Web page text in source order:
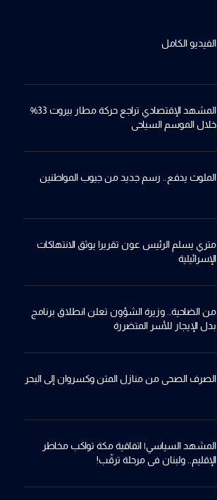
الفيديو الكامل
المشهد الإقتصادي تراجع حركة مطار بيروت 33%
خلال الموسم السياحي
الملوث يدفع.. رسم جديد من جيوب المواطنين
متري يسلم الرئيس عون تقريرا يوثق الانتهاكات
الإسرائيلية
من الضاحية.. وزيرة الشؤون تعلن انطلاق برنامج
بدل الإيجار للأسر المتضررة
الصرف الصحي من منازل المتن وكسروان إلى البحر
المشهد السياسي| اتفاقية مكة تواكب مخاطر
الإقليم.. ولبنان في مرحلة ترقّب!